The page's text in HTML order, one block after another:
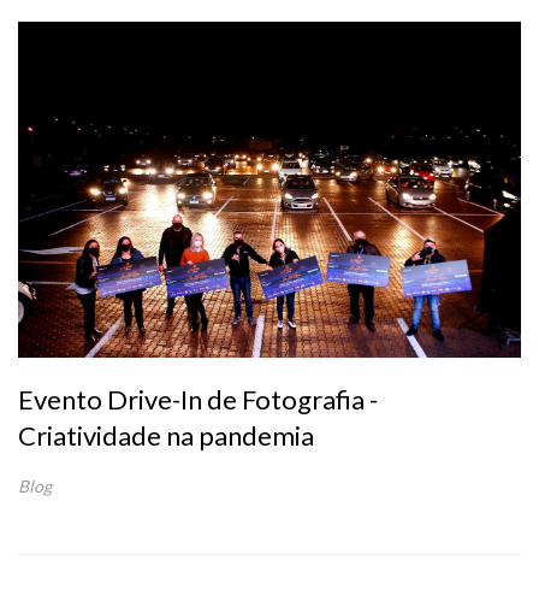
Evento Drive-In de Fotografia -
Criatividade na pandemia
Blog